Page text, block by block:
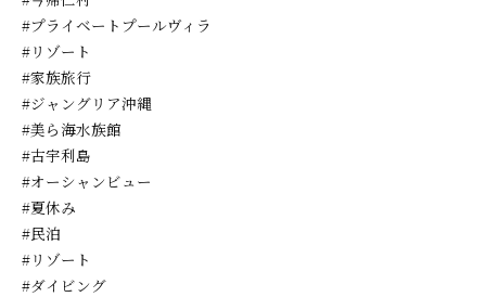
#プライベートプールヴィラ
#リゾート
#家族旅行
#ジャングリア沖縄
#美ら海水族館
#古宇利島
#オーシャンビュー
#夏休み
#民泊
#リゾート
#ダイビング